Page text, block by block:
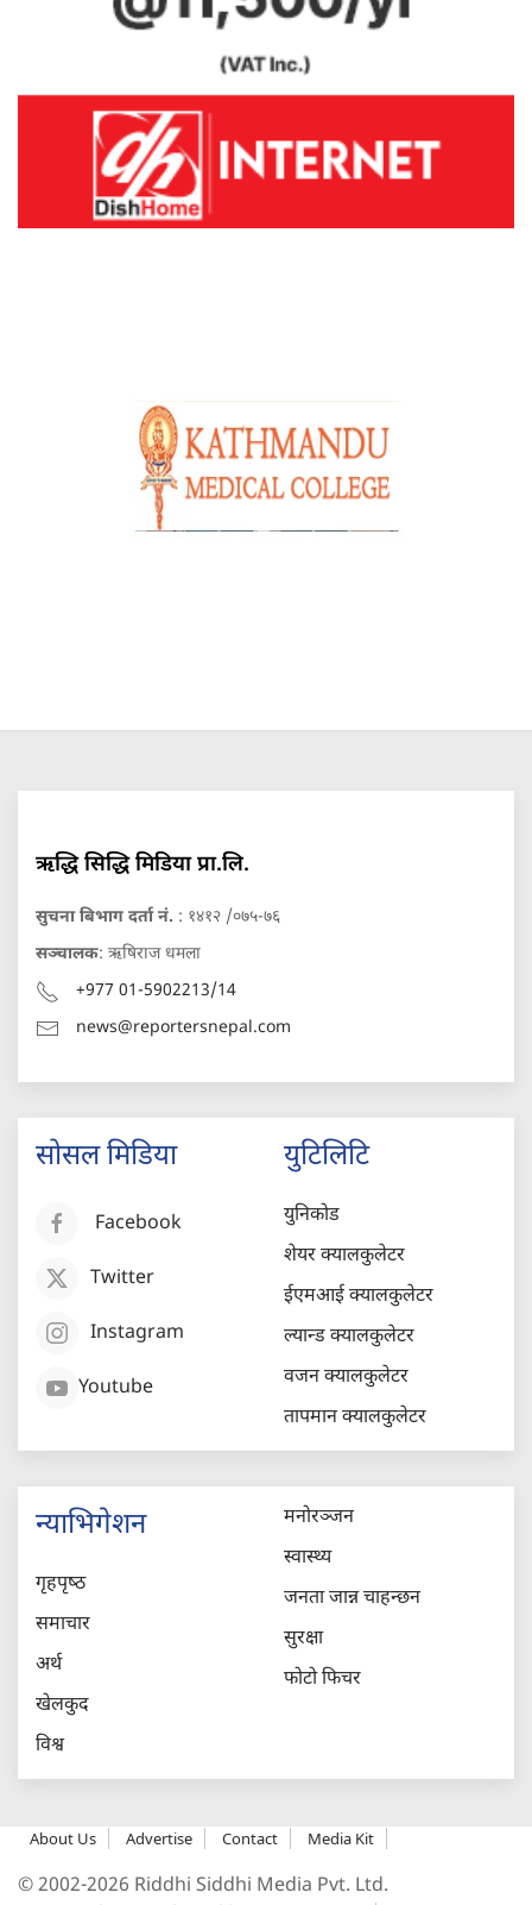
ऋद्धि सिद्धि मिडिया प्रा.लि.
सुचना बिभाग दर्ता नं. : १४१२ /०७५-७६
सञ्चालक: ऋषिराज धमला
+977 01-5902213/14
news@reportersnepal.com
सोसल मिडिया
Facebook
Twitter
Instagram
Youtube
युटिलिटि
युनिकोड
शेयर क्यालकुलेटर
ईएमआई क्यालकुलेटर
ल्यान्ड क्यालकुलेटर
वजन क्यालकुलेटर
तापमान क्यालकुलेटर
न्याभिगेशन
गृहपृष्‍ठ
समाचार
अर्थ
खेलकुद
विश्व
मनोरञ्जन
स्वास्थ्य
जनता जान्न चाहन्छन
सुरक्षा
फोटो फिचर
About Us Advertise Contact Media Kit
© 2002-2026 Riddhi Siddhi Media Pvt. Ltd.